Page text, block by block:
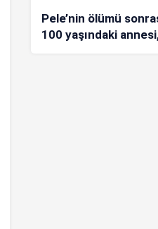
Pele’nin ölümü
100 yaşındaki